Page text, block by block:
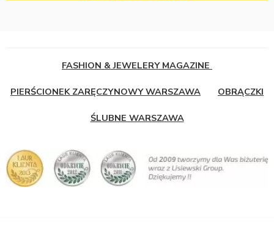
FASHION & JEWELERY MAGAZINE
PIERŚCIONEK ZARĘCZYNOWY WARSZAWA OBRĄCZKI
ŚLUBNE WARSZAWA